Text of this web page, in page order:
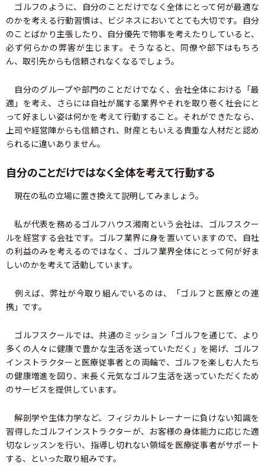
ゴルフのように、自分のことだけでなく全体にとって何が最適な
のかを考える行動習慣は、ビジネスにおいてとても大切です。自分
のことばかり主張したり、自分優先で物事を考えたりしていると、
必ず何らかの弊害が生じます。そうなると、同僚や部下はもちろ
ん、取引先からも信頼されなくなるでしょう。
自分のグループや部門のことだけでなく、会社全体における「最
適」を考え、さらには自社が属する業界やそれを取り巻く社会にと
って好ましい姿は何かを考えて行動すること。それができたなら、
上司や経営陣からも信頼され、財産ともいえる貴重な人材だと認め
られるに違いありません。
自分のことだけではなく全体を考えて行動する
現在の私の立場に置き換えて説明してみましょう。
私が代表を務めるゴルフハウス湘南という会社は、ゴルフスクー
ルを経営する会社です。ゴルフ業界に身を置いていますので、自社
の利益のみを考えるのではなく、ゴルフ業界全体にとって何が好ま
しいのかを考えて活動しています。
例えば、弊社が今取り組んでいるのは、「ゴルフと医療との連
携」です。
ゴルフスクールでは、共通のミッション「ゴルフを通じて、より
多くの人々に健康で豊かな生活を送っていただく」を掲げ、ゴルフ
インストラクターと医療従事者との両輪で、ゴルフを楽しむ人たち
の健康増進を図り、末長く元気なゴルフ生活を送っていただくため
のサービスを提供しています。
解剖学や生体力学など、フィジカルトレーナーに負けない知識を
習得したゴルフインストラクターが、お客様の身体能力に応じた適
切なレッスンを行い、指導し切れない領域を医療従事者がサポート
する、といった取り組みです。